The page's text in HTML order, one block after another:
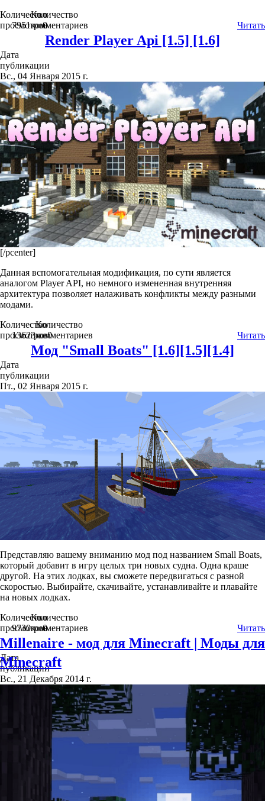
Количество
просмотров
7951
Количество
комментариев
0 Читать
Render Player Api [1.5] [1.6]
Дата
публикации
Вс., 04 Января 2015 г.
[/pcenter]
Данная вспомогательная модификация, по сути является
аналогом Player API, но немного измененная внутренняя
архитектура позволяет налаживать конфликты между разными
модами.
Количество
просмотров
13623
Количество
комментариев
0 Читать
Мод "Small Boats" [1.6][1.5][1.4]
Дата
публикации
Пт., 02 Января 2015 г.
Представляю вашему вниманию мод под названием Small Boats,
который добавит в игру целых три новых судна. Одна краше
другой. На этих лодках, вы сможете передвигаться с разной
скоростью. Выбирайте, скачивайте, устанавливайте и плавайте
на новых лодках.
Количество
просмотров
9730
Количество
комментариев
0 Читать
Millenaire - мод для Minecraft | Моды для
Minecraft
Дата
публикации
Вс., 21 Декабря 2014 г.